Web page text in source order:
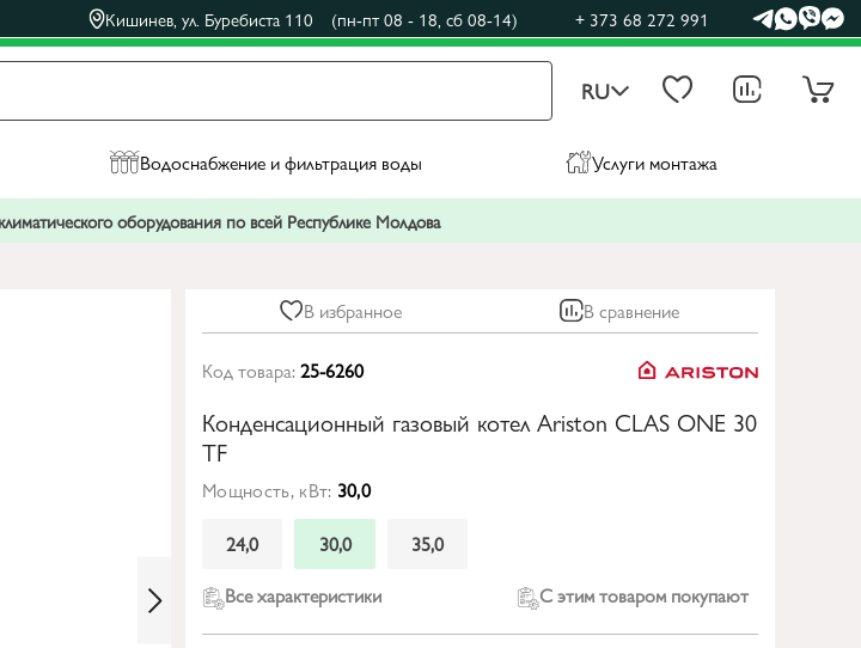
Кишинев, ул. Буребиста 110 (пн-пт 08 - 18, сб 08-14) + 373 68 272 991
RU
Водоснабжение и фильтрация воды Услуги монтажа
оборудования по всей Республике Молдова
В избранное В сравнение
Код товара:25-6260
Конденсационный газовый котел Ariston CLAS ONE 30
TF
Мощность, кВт: 30,0
24,0
30,0
35,0
Все характеристики
С этим товаром покупают